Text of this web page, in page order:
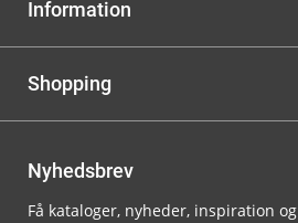
Information
Shopping
Nyhedsbrev
Få kataloger, nyheder, inspiration